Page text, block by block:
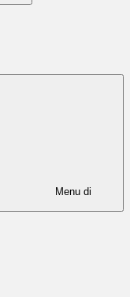
Menu di